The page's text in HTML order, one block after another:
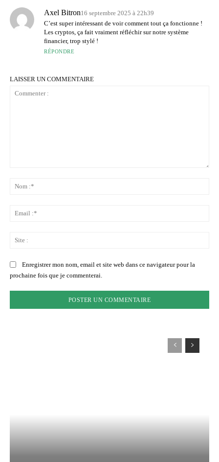
Axel Bitron16 septembre 2025 à 22h39
C’est super intéressant de voir comment tout ça fonctionne !
Les cryptos, ça fait vraiment réfléchir sur notre système
financier, trop stylé !
RÉPONDRE
LAISSER UN COMMENTAIRE
Enregistrer mon nom, email et site web dans ce navigateur pour la
prochaine fois que je commenterai.